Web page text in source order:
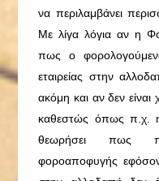
να περιλαμβάνει
Με λίγα λόγια αν η
πως ο
εταιρείας στην
ακόμη και αν δεν
καθεστώς όπως π.χ. η
θεωρήσει πως
φοροαποφυγής